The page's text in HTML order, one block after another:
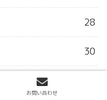
28
30
お問い合わせ